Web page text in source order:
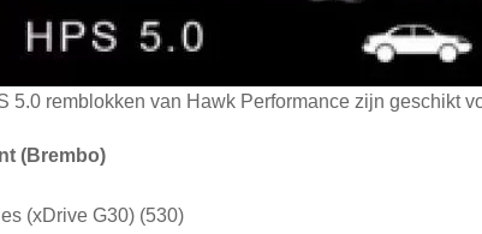
5.0 remblokken van Hawk Performance zijn geschikt
(Brembo)
(xDrive G30) (530)